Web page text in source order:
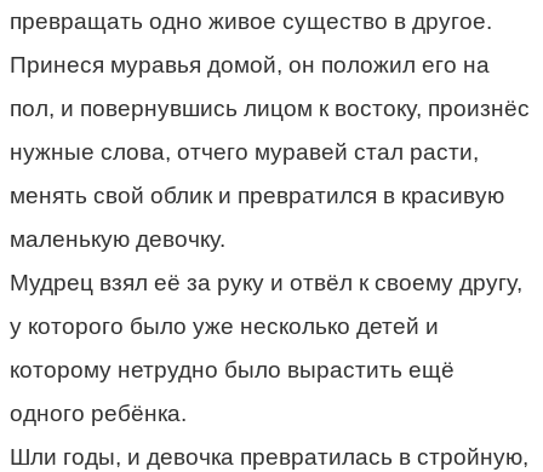
превращать одно живое существо в другое.
Принеся муравья домой, он положил его на
пол, и повернувшись лицом к востоку, произнёс
нужные слова, отчего муравей стал расти,
менять свой облик и превратился в красивую
маленькую девочку.
Мудрец взял её за руку и отвёл к своему другу,
у которого было уже несколько детей и
которому нетрудно было вырастить ещё
одного ребёнка.
Шли годы, и девочка превратилась в стройную,